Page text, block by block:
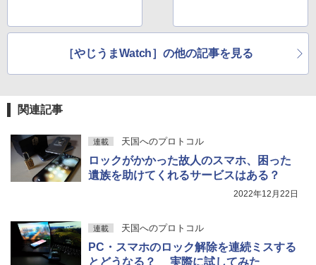
［やじうまWatch］の他の記事を見る
関連記事
連載 天国へのプロトコル
ロックがかかった故人のスマホ、困った
遺族を助けてくれるサービスはある？
2022年12月22日
連載 天国へのプロトコル
PC・スマホのロック解除を連続ミスする
とどうなる？ 実際に試してみた